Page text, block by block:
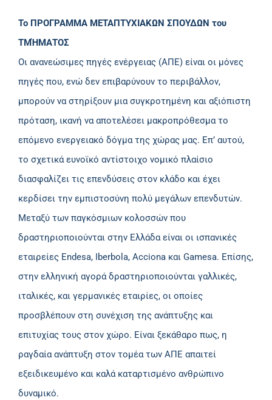
Το ΠΡΟΓΡΑΜΜΑ ΜΕΤΑΠΤΥΧΙΑΚΩΝ ΣΠΟΥΔΩΝ του
ΤΜΉΜΑΤΟΣ
Οι ανανεώσιμες πηγές ενέργειας (ΑΠΕ) είναι οι μόνες
πηγές που, ενώ δεν επιβαρύνουν το περιβάλλον,
μπορούν να στηρίξουν μια συγκροτημένη και αξιόπιστη
πρόταση, ικανή να αποτελέσει μακροπρόθεσμα το
επόμενο ενεργειακό δόγμα της χώρας μας. Επ’ αυτού,
το σχετικά ευνοϊκό αντίστοιχο νομικό πλαίσιο
διασφαλίζει τις επενδύσεις στον κλάδο και έχει
κερδίσει την εμπιστοσύνη πολύ μεγάλων επενδυτών.
Μεταξύ των παγκόσμιων κολοσσών που
δραστηριοποιούνται στην Ελλάδα είναι οι ισπανικές
εταιρείες Endesa, Iberbola, Acciona και Gamesa. Επίσης,
στην ελληνική αγορά δραστηριοποιούνται γαλλικές,
ιταλικές, και γερμανικές εταιρίες, οι οποίες
προσβλέπουν στη συνέχιση της ανάπτυξης και
επιτυχίας τους στον χώρο. Είναι ξεκάθαρο πως, η
ραγδαία ανάπτυξη στον τομέα των ΑΠΕ απαιτεί
εξειδικευμένο και καλά καταρτισμένο ανθρώπινο
δυναμικό.